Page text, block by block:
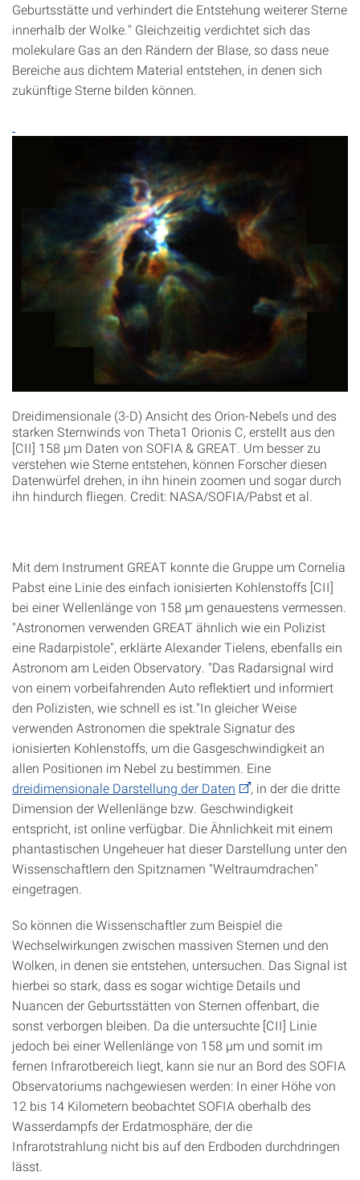
Geburtsstätte und verhindert die Entstehung weiterer Sterne
innerhalb der Wolke." Gleichzeitig verdichtet sich das
molekulare Gas an den Rändern der Blase, so dass neue
Bereiche aus dichtem Material entstehen, in denen sich
zukünftige Sterne bilden können.
Dreidimensionale (3-D) Ansicht des Orion-Nebels und des
starken Sternwinds von Theta1 Orionis C, erstellt aus den
[CII] 158 µm Daten von SOFIA & GREAT. Um besser zu
verstehen wie Sterne entstehen, können Forscher diesen
Datenwürfel drehen, in ihn hinein zoomen und sogar durch
ihn hindurch fliegen. Credit: NASA/SOFIA/Pabst et al.
Mit dem Instrument GREAT konnte die Gruppe um Cornelia
Pabst eine Linie des einfach ionisierten Kohlenstoffs [CII]
bei einer Wellenlänge von 158 µm genauestens vermessen.
"Astronomen verwenden GREAT ähnlich wie ein Polizist
eine Radarpistole", erklärte Alexander Tielens, ebenfalls ein
Astronom am Leiden Observatory. "Das Radarsignal wird
von einem vorbeifahrenden Auto reflektiert und informiert
den Polizisten, wie schnell es ist."In gleicher Weise
verwenden Astronomen die spektrale Signatur des
ionisierten Kohlenstoffs, um die Gasgeschwindigkeit an
allen Positionen im Nebel zu bestimmen. Eine
dreidimensionale Darstellung der Daten
, in der die dritte
Dimension der Wellenlänge bzw. Geschwindigkeit
entspricht, ist online verfügbar. Die Ähnlichkeit mit einem
phantastischen Ungeheuer hat dieser Darstellung unter den
Wissenschaftlern den Spitznamen "Weltraumdrachen"
eingetragen.
So können die Wissenschaftler zum Beispiel die
Wechselwirkungen zwischen massiven Sternen und den
Wolken, in denen sie entstehen, untersuchen. Das Signal ist
hierbei so stark, dass es sogar wichtige Details und
Nuancen der Geburtsstätten von Sternen offenbart, die
sonst verborgen bleiben. Da die untersuchte [CII] Linie
jedoch bei einer Wellenlänge von 158 µm und somit im
fernen Infrarotbereich liegt, kann sie nur an Bord des SOFIA
Observatoriums nachgewiesen werden: In einer Höhe von
12 bis 14 Kilometern beobachtet SOFIA oberhalb des
Wasserdampfs der Erdatmosphäre, der die
Infrarotstrahlung nicht bis auf den Erdboden durchdringen
lässt.